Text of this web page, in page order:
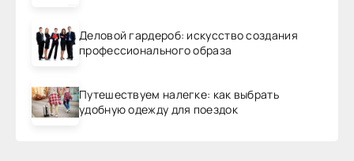
Деловой гардероб: искусство создания
профессионального образа
Путешествуем налегке: как выбрать
удобную одежду для поездок